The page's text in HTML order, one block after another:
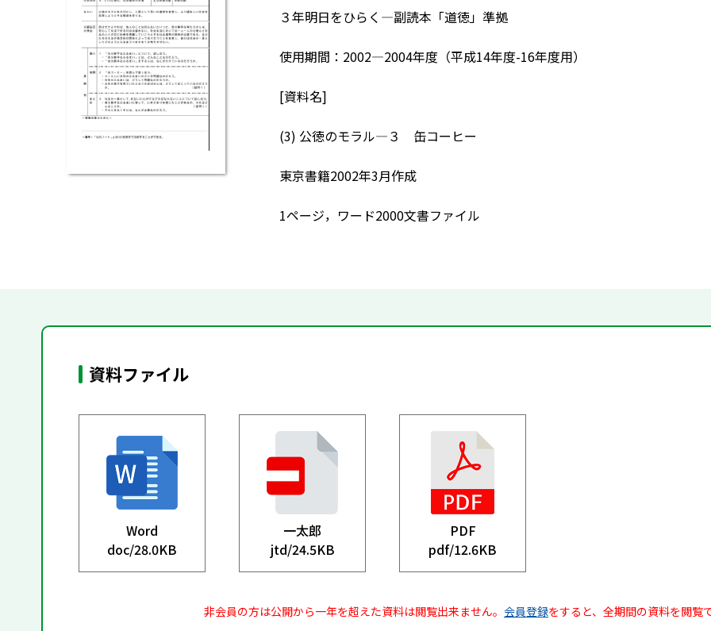
３年明日をひらく―副読本「道徳」準拠
使用期間：2002―2004年度（平成14年度-16年度用）
[資料名]
(3) 公徳のモラル―３ 缶コーヒー
東京書籍2002年3月作成
1ページ，ワード2000文書ファイル
資料ファイル
Word
doc/28.0KB
一太郎
jtd/24.5KB
PDF
pdf/12.6KB
非会員の方は公開から一年を超えた資料は閲覧出来ません。 会員登録をすると、全期間の資料を閲覧